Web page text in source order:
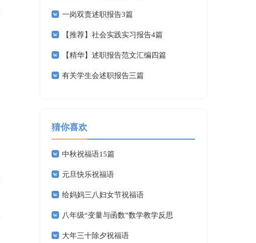
一岗双责述职报告3篇
【推荐】社会实践实习报告4篇
【精华】述职报告范文汇编四篇
有关学生会述职报告三篇
猜你喜欢
中秋祝福语15篇
元旦快乐祝福语
给妈妈三八妇女节祝福语
八年级“变量与函数”数学教学反思
大年三十除夕祝福语